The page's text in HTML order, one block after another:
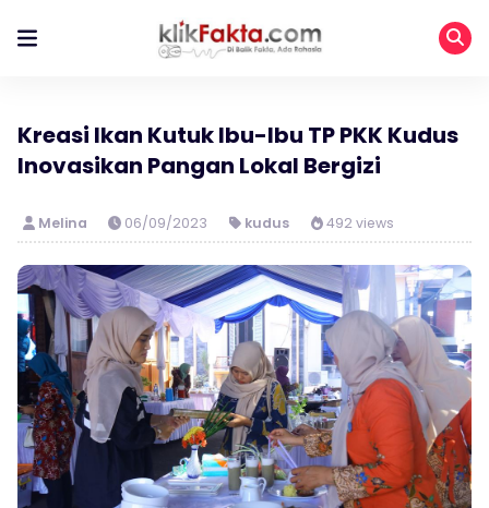
Kreasi Ikan Kutuk Ibu-Ibu TP PKK Kudus
Inovasikan Pangan Lokal Bergizi
Melina 06/09/2023 kudus 492 views